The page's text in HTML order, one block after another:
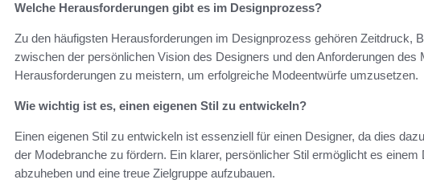
Welche Herausforderungen gibt es im Designprozess?
Zu den häufigsten Herausforderungen im Designprozess gehören Zeitdruck,
zwischen der persönlichen Vision des Designers und den Anforderungen
Herausforderungen zu meistern, um erfolgreiche Modeentwürfe umzusetzen.
Wie wichtig ist es, einen eigenen Stil zu entwickeln?
Einen eigenen Stil zu entwickeln ist essenziell für einen Designer, da dies
der Modebranche zu fördern. Ein klarer, persönlicher Stil ermöglicht es
abzuheben und eine treue Zielgruppe aufzubauen.